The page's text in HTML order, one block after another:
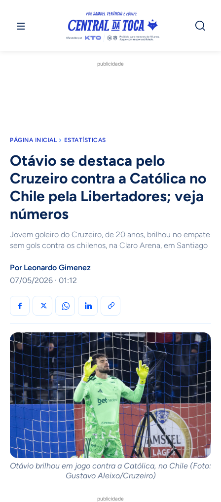
publicidade
PÁGINA INICIAL ESTATÍSTICAS
Otávio se destaca pelo
Cruzeiro contra a Católica no
Chile pela Libertadores; veja
números
Jovem goleiro do Cruzeiro, de 20 anos, brilhou no empate
sem gols contra os chilenos, na Claro Arena, em Santiago
Por Leonardo Gimenez
07/05/2026 · 01:12
Otávio brilhou em jogo contra a Católica, no Chile (Foto:
Gustavo Aleixo/Cruzeiro)
publicidade